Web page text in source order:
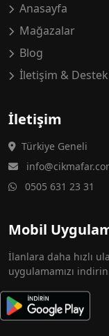
Anasayfa
Mağazalar
Blog
İletişim & Destek
İletişim
Türkiye Geneli
0505 631 23 31
Mobil
İlanlara daha hızlı
uygulamamızı